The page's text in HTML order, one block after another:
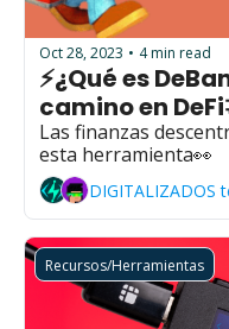
Oct 28, 2023 • 4 min read
⚡¿Qué es
camino en
Las finanzas
esta herramienta👀
DIGITALIZADOS
Recursos/Herramientas